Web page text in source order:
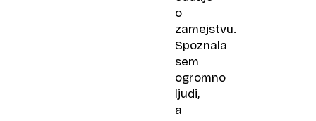
o
zamejstvu.
Spoznala
sem
ogromno
ljudi,
a